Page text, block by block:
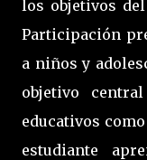
los objetivos
Participación
a niños y
objetivo
educativos
estudiante